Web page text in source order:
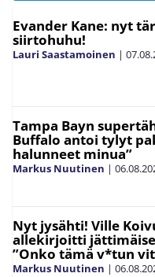
Evander Kane: nyt
siirtohuhu!
Lauri Saastamoinen |
Tampa Bayn
Buffalo antoi tylyt
halunneet minua”
Markus Nuutinen |
Nyt jysähti! Ville
allekirjoitti
”Onko tämä v*tun
Markus Nuutinen |